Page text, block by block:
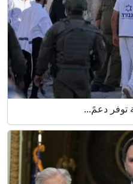
توفر دعمً...